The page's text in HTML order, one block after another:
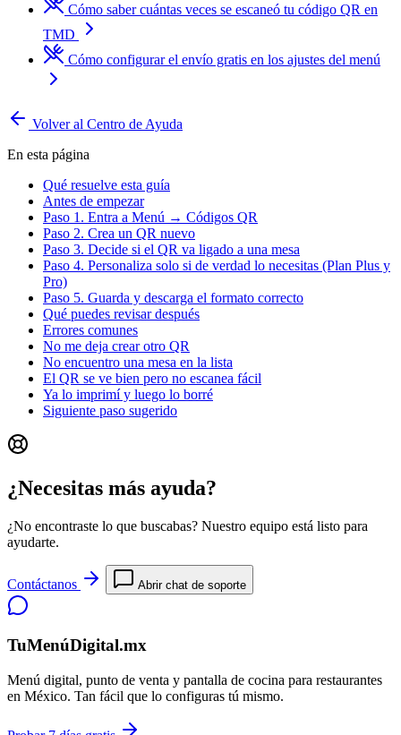
Cómo saber cuántas veces se escaneó tu código QR en
TMD
Cómo configurar el envío gratis en los ajustes del menú
Volver al Centro de Ayuda
En esta página
Qué resuelve esta guía
Antes de empezar
Paso 1. Entra a Menú → Códigos QR
Paso 2. Crea un QR nuevo
Paso 3. Decide si el QR va ligado a una mesa
Paso 4. Personaliza solo si de verdad lo necesitas (Plan Plus y
Pro)
Paso 5. Guarda y descarga el formato correcto
Qué puedes revisar después
Errores comunes
No me deja crear otro QR
No encuentro una mesa en la lista
El QR se ve bien pero no escanea fácil
Ya lo imprimí y luego lo borré
Siguiente paso sugerido
¿Necesitas más ayuda?
¿No encontraste lo que buscabas? Nuestro equipo está listo para
ayudarte.
Contáctanos Abrir chat de soporte
TuMenúDigital.mx
Menú digital, punto de venta y pantalla de cocina para restaurantes
en México. Tan fácil que lo configuras tú mismo.